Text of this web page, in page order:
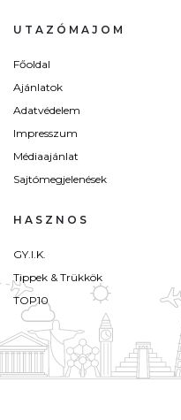
UTAZÓMAJOM
Főoldal
Ajánlatok
Adatvédelem
Impresszum
Médiaajánlat
Sajtómegjelenések
HASZNOS
GY.I.K.
Tippek & Trükkök
TOP10